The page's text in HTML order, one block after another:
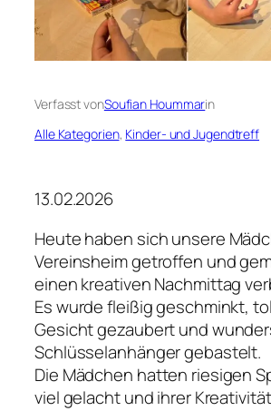
Verfasst vonSoufian Hoummarin
Alle Kategorien, Kinder- und Jugendtreff
13.02.2026
Heute haben sich unsere
Vereinsheim getroffen und
einen kreativen Nachmittag
Es wurde fleißig geschminkt,
Gesicht gezaubert und
Schlüsselanhänger gebastelt.
Die Mädchen hatten riesigen
viel gelacht und ihrer